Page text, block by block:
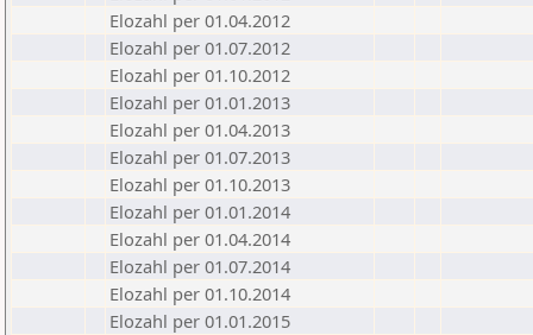
Elozahl per 01.04.2012
Elozahl per 01.07.2012
Elozahl per 01.10.2012
Elozahl per 01.01.2013
Elozahl per 01.04.2013
Elozahl per 01.07.2013
Elozahl per 01.10.2013
Elozahl per 01.01.2014
Elozahl per 01.04.2014
Elozahl per 01.07.2014
Elozahl per 01.10.2014
Elozahl per 01.01.2015